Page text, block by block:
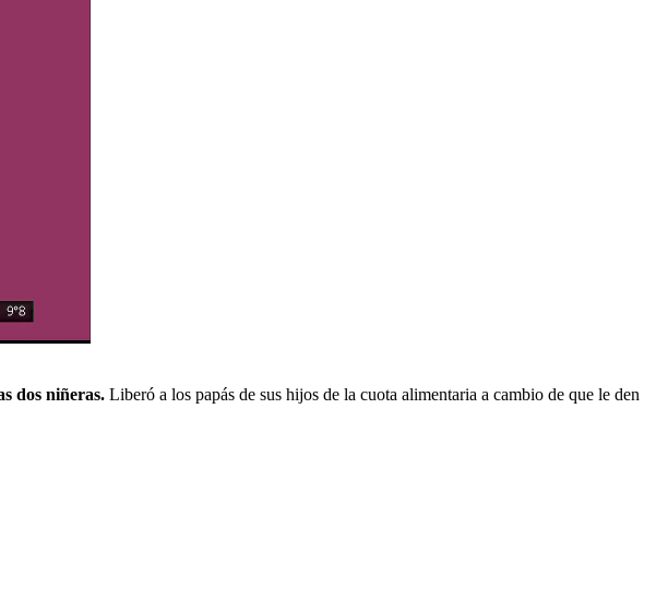
dos niñeras. Liberó a los papás de sus hijos de la cuota alimentaria a cambio de que le den